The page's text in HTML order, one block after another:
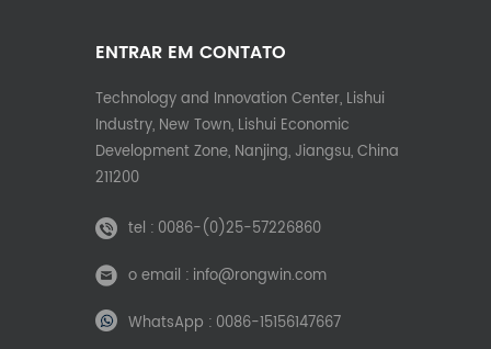
ENTRAR EM CONTATO
Technology and Innovation Center, Lishui
Industry, New Town, Lishui Economic
Development Zone, Nanjing, Jiangsu, China
211200
tel : 0086-(0)25-57226860
o email : info@rongwin.com
WhatsApp : 0086-15156147667